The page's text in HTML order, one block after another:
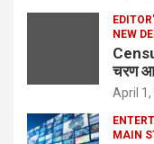
NEW
चरण
April 1,
MAIN